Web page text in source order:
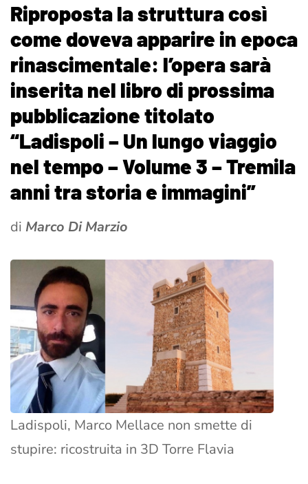
Riproposta la struttura così
come doveva apparire in epoca
rinascimentale: l’opera sarà
inserita nel libro di prossima
pubblicazione titolato
“Ladispoli – Un lungo viaggio
nel tempo – Volume 3 – Tremila
anni tra storia e immagini”
di Marco Di Marzio
Ladispoli, Marco Mellace non smette di
stupire: ricostruita in 3D Torre Flavia